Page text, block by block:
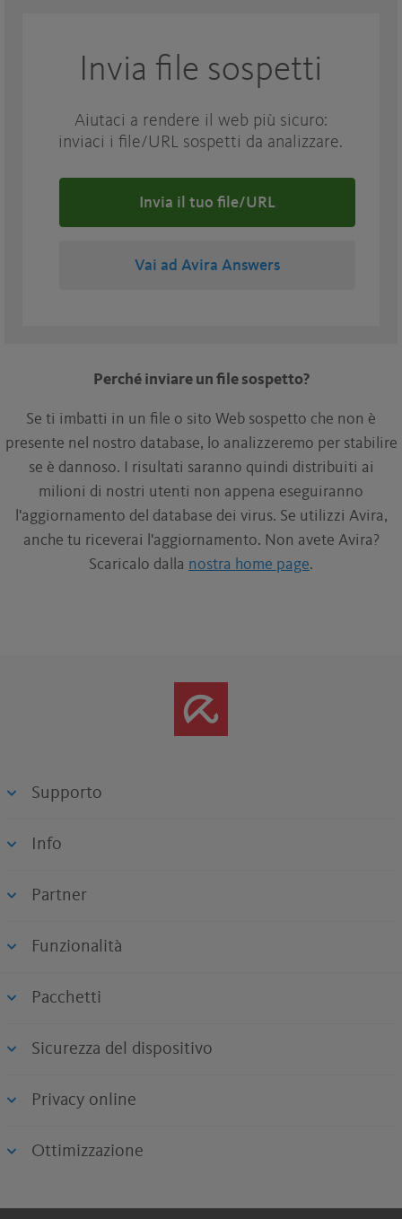
Invia file sospetti
Aiutaci a rendere il web più sicuro:
inviaci i file/URL sospetti da analizzare.
Invia il tuo file/URL
Vai ad Avira Answers
Perché inviare un file sospetto?
Se ti imbatti in un file o sito Web sospetto che non è
presente nel nostro database, lo analizzeremo per stabilire
se è dannoso. I risultati saranno quindi distribuiti ai
milioni di nostri utenti non appena eseguiranno
l'aggiornamento del database dei virus. Se utilizzi Avira,
anche tu riceverai l'aggiornamento. Non avete Avira?
Scaricalo dalla nostra home page.
Supporto
Info
Partner
Funzionalità
Pacchetti
Sicurezza del dispositivo
Privacy online
Ottimizzazione